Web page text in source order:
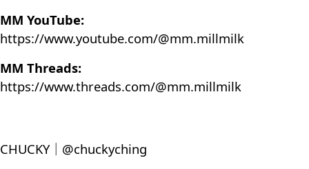
MM YouTube:
https://www.youtube.com/@mm.millmilk
MM Threads:
https://www.threads.com/@mm.millmilk
CHUCKY｜@chuckyching